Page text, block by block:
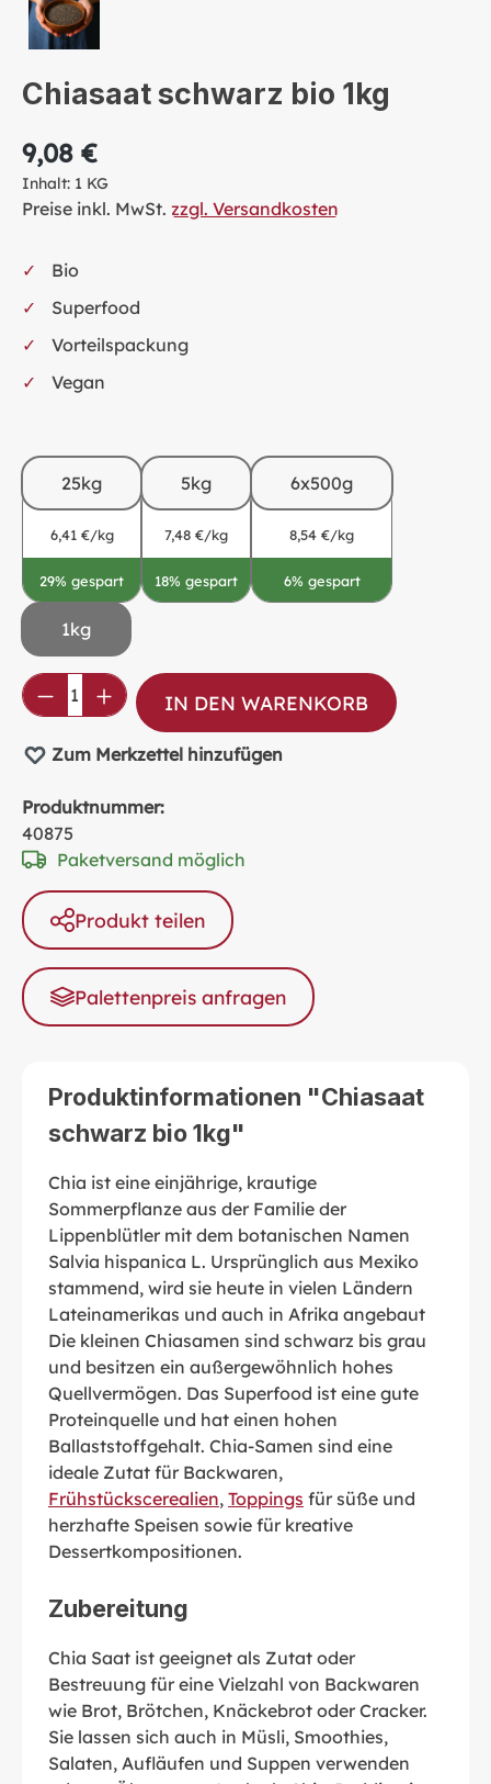
Chiasaat schwarz bio 1kg
9,08 €
Inhalt: 1 KG
Preise inkl. MwSt. zzgl. Versandkosten
Bio
Superfood
Vorteilspackung
Vegan
25kg
6,41 €/kg
29% gespart
5kg
7,48 €/kg
18% gespart
6x500g
8,54 €/kg
6% gespart
1kg
Produkt Anzahl: Gib den gewünschten
IN DEN WARENKORB
Zum Merkzettel hinzufügen
Produktnummer:
40875
Paketversand möglich
Produkt teilen
Palettenpreis anfragen
Produktinformationen "Chiasaat
schwarz bio 1kg"
Chia ist eine einjährige, krautige
Sommerpflanze aus der Familie der
Lippenblütler mit dem botanischen Namen
Salvia hispanica L. Ursprünglich aus Mexiko
stammend, wird sie heute in vielen Ländern
Lateinamerikas und auch in Afrika angebaut
Die kleinen Chiasamen sind schwarz bis grau
und besitzen ein außergewöhnlich hohes
Quellvermögen. Das Superfood ist eine gute
Proteinquelle und hat einen hohen
Ballaststoffgehalt. Chia-Samen sind eine
ideale Zutat für Backwaren,
Frühstückscerealien, Toppings für süße und
herzhafte Speisen sowie für kreative
Dessertkompositionen.
Zubereitung
Chia Saat ist geeignet als Zutat oder
Bestreuung für eine Vielzahl von Backwaren
wie Brot, Brötchen, Knäckebrot oder Cracker.
Sie lassen sich auch in Müsli, Smoothies,
Salaten, Aufläufen und Suppen verwenden